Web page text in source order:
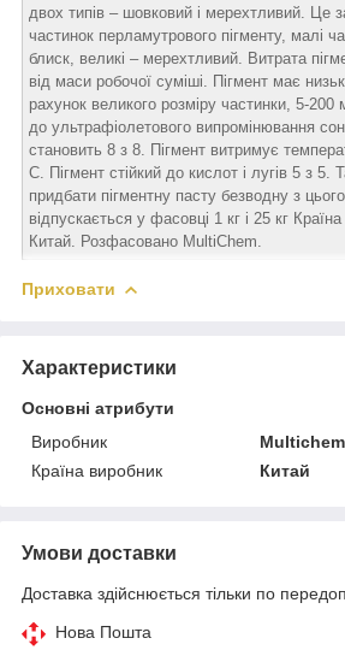
двох типів – шовковий і мерехтливий. Це
частинок перламутрового пігменту, малі
блиск, великі – мерехтливий. Витрата
від маси робочої суміші. Пігмент має
рахунок великого розміру частинки, 5-200
до ультрафіолетового випромінювання
становить 8 з 8. Пігмент витримує
С. Пігмент стійкий до кислот і лугів 5 з 5.
придбати пігментну пасту безводну з
відпускається у фасовці 1 кг і 25 кг
Китай. Розфасовано MultiChem.
Приховати
Характеристики
Основні атрибути
Виробник
Multichem
Країна виробник
Китай
Умови доставки
Доставка здійснюється тільки по
Нова Пошта